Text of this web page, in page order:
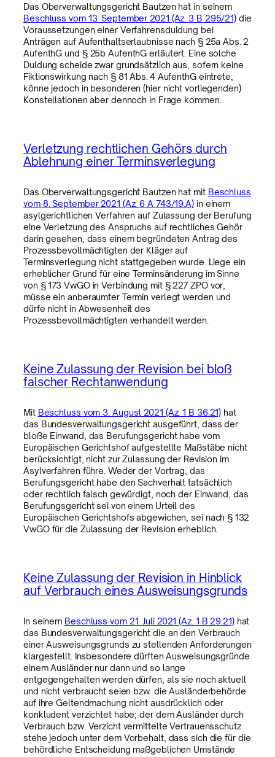
Das Oberverwaltungsgericht Bautzen hat in seinem
Beschluss vom 13. September 2021 (Az. 3 B 295/21) die
Voraussetzungen einer Verfahrensduldung bei
Anträgen auf Aufenthaltserlaubnisse nach § 25a Abs. 2
AufenthG und § 25b AufenthG erläutert. Eine solche
Duldung scheide zwar grundsätzlich aus, sofern keine
Fiktionswirkung nach § 81 Abs. 4 AufenthG eintrete,
könne jedoch in besonderen (hier nicht vorliegenden)
Konstellationen aber dennoch in Frage kommen.
Verletzung rechtlichen Gehörs durch
Ablehnung einer Terminsverlegung
Das Oberverwaltungsgericht Bautzen hat mit Beschluss
vom 8. September 2021 (Az. 6 A 743/19.A) in einem
asylgerichtlichen Verfahren auf Zulassung der Berufung
eine Verletzung des Anspruchs auf rechtliches Gehör
darin gesehen, dass einem begründeten Antrag des
Prozessbevollmächtigten der Kläger auf
Terminsverlegung nicht stattgegeben wurde. Liege ein
erheblicher Grund für eine Terminsänderung im Sinne
von § 173 VwGO in Verbindung mit § 227 ZPO vor,
müsse ein anberaumter Termin verlegt werden und
dürfe nicht in Abwesenheit des
Prozessbevollmächtigten verhandelt werden.
Keine Zulassung der Revision bei bloß
falscher Rechtanwendung
Mit Beschluss vom 3. August 2021 (Az. 1 B 36.21) hat
das Bundesverwaltungsgericht ausgeführt, dass der
bloße Einwand, das Berufungsgericht habe vom
Europäischen Gerichtshof aufgestellte Maßstäbe nicht
berücksichtigt, nicht zur Zulassung der Revision im
Asylverfahren führe. Weder der Vortrag, das
Berufungsgericht habe den Sachverhalt tatsächlich
oder rechtlich falsch gewürdigt, noch der Einwand, das
Berufungsgericht sei von einem Urteil des
Europäischen Gerichtshofs abgewichen, sei nach § 132
VwGO für die Zulassung der Revision erheblich.
Keine Zulassung der Revision in Hinblick
auf Verbrauch eines Ausweisungsgrunds
In seinem Beschluss vom 21. Juli 2021 (Az. 1 B 29.21)hat
das Bundesverwaltungsgericht die an den Verbrauch
einer Ausweisungsgrunds zu stellenden Anforderungen
klargestellt. Insbesondere dürften Ausweisungsgründe
einem Ausländer nur dann und so lange
entgegengehalten werden dürfen, als sie noch aktuell
und nicht verbraucht seien bzw. die Ausländerbehörde
auf ihre Geltendmachung nicht ausdrücklich oder
konkludent verzichtet habe; der dem Ausländer durch
Verbrauch bzw. Verzicht vermittelte Vertrauensschutz
stehe jedoch unter dem Vorbehalt, dass sich die für die
behördliche Entscheidung maßgeblichen Umstände